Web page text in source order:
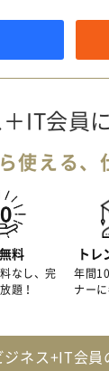
IT会員に
使える、
料
なし、完
題！
トレ
年間
ナー
ジネス+IT会員